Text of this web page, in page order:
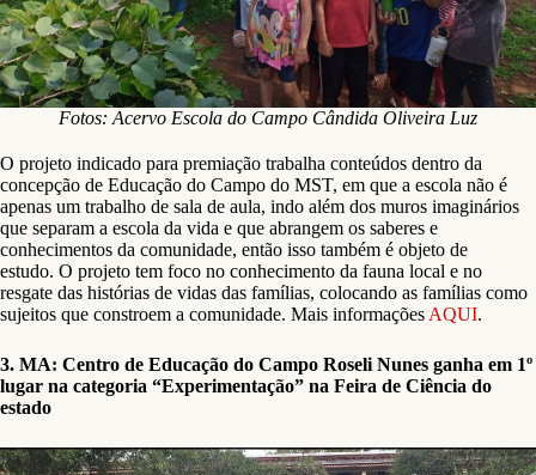
Fotos: Acervo Escola do Campo Cândida Oliveira Luz
O projeto indicado para premiação trabalha conteúdos dentro da
concepção de Educação do Campo do MST, em que a escola não é
apenas um trabalho de sala de aula, indo além dos muros imaginários
que separam a escola da vida e que abrangem os saberes e
conhecimentos da comunidade, então isso também é objeto de
estudo. O projeto tem foco no conhecimento da fauna local e no
resgate das histórias de vidas das famílias, colocando as famílias como
sujeitos que constroem a comunidade. Mais informações AQUI.
3. MA: Centro de Educação do Campo Roseli Nunes ganha em 1º
lugar na categoria “Experimentação” na Feira de Ciência do
estado